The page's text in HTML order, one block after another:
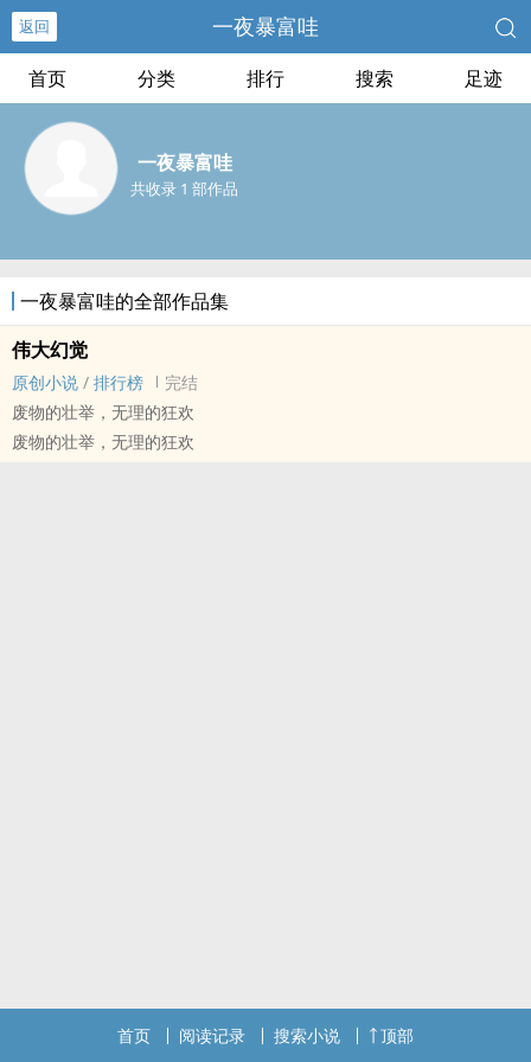
返回 一夜暴富哇
首页 分类 排行 搜索 足迹
一夜暴富哇
共收录 1 部作品
一夜暴富哇的全部作品集
伟大幻觉
原创小说 / 排行榜
完结
废物的壮举，无理的狂欢
废物的壮举，无理的狂欢
首页 阅读记录 搜索小说 顶部